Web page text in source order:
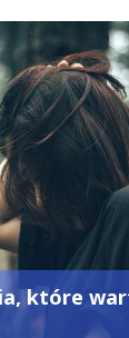
które